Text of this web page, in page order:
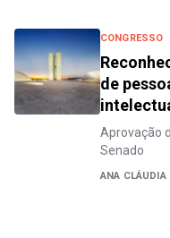
CONGRESSO
de
Aprovação
Senado
ANA CLÁUDIA